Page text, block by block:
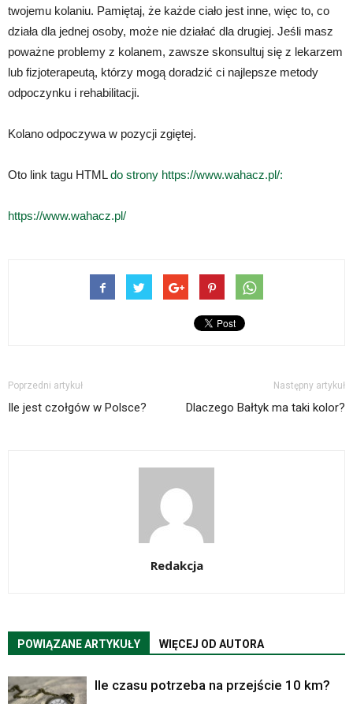
twojemu kolaniu. Pamiętaj, że każde ciało jest inne, więc to, co
działa dla jednej osoby, może nie działać dla drugiej. Jeśli masz
poważne problemy z kolanem, zawsze skonsultuj się z lekarzem
lub fizjoterapeutą, którzy mogą doradzić ci najlepsze metody
odpoczynku i rehabilitacji.
Kolano odpoczywa w pozycji zgiętej.
Oto link tagu HTMLdo strony https://www.wahacz.pl/:
https://www.wahacz.pl/
Poprzedni artykuł
Ile jest czołgów w Polsce?
Następny artykuł
Dlaczego Bałtyk ma taki kolor?
Redakcja
POWIĄZANE ARTYKUŁY WIĘCEJ OD AUTORA
Ile czasu potrzeba na przejście 10 km?